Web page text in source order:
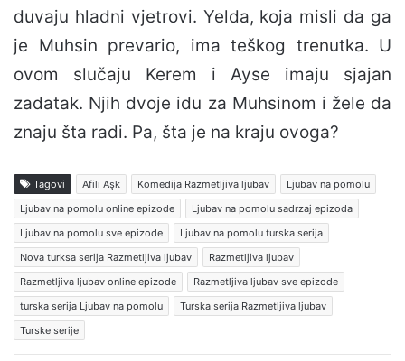
duvaju hladni vjetrovi. Yelda, koja misli da ga
je Muhsin prevario, ima teškog trenutka. U
ovom slučaju Kerem i Ayse imaju sjajan
zadatak. Njih dvoje idu za Muhsinom i žele da
znaju šta radi. Pa, šta je na kraju ovoga?
Tagovi Afili Aşk Komedija Razmetljiva ljubav
Ljubav na pomolu
Ljubav na pomolu online epizode
Ljubav na pomolu sadrzaj epizoda
Ljubav na pomolu sve epizode
Ljubav na pomolu turska serija
Nova turksa serija Razmetljiva ljubav
Razmetljiva ljubav
Razmetljiva ljubav online epizode
Razmetljiva ljubav sve epizode
turska serija Ljubav na pomolu
Turska serija Razmetljiva ljubav
Turske serije